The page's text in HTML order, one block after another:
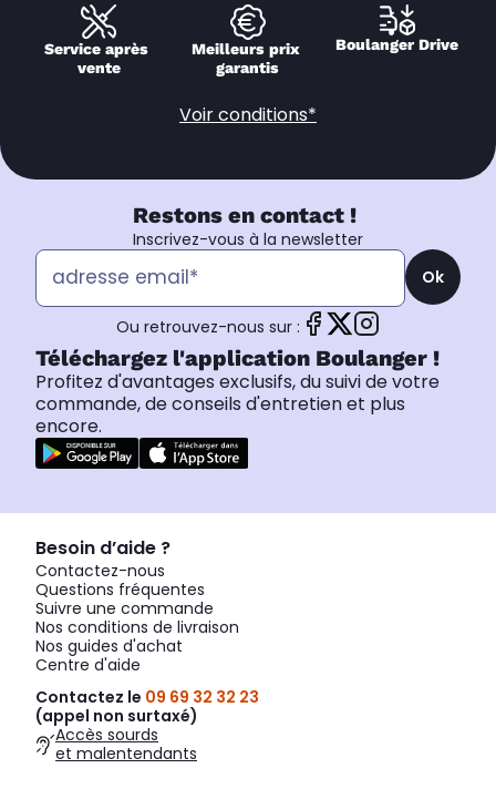
Service après
vente
Meilleurs prix
garantis
Boulanger Drive
Voir conditions*
Restons en contact !
Inscrivez-vous à la newsletter
Ok
Ou retrouvez-nous sur :
Téléchargez l'application Boulanger !
Profitez d'avantages exclusifs, du suivi de votre
commande, de conseils d'entretien et plus
encore.
Besoin d’aide ?
Contactez-nous
Questions fréquentes
Suivre une commande
Nos conditions de livraison
Nos guides d'achat
Centre d'aide
Contactez le 09 69 32 32 23
(appel non surtaxé)
Accès sourds
et malentendants